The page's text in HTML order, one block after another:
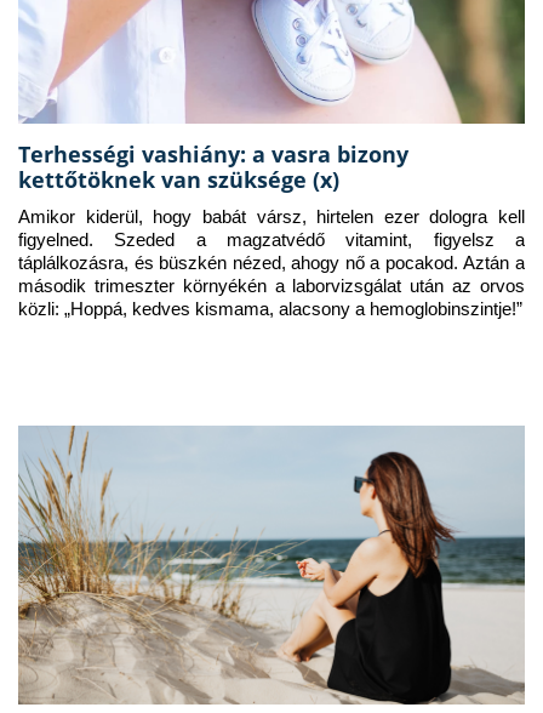
Terhességi vashiány: a vasra bizony
kettőtöknek van szüksége (x)
Amikor kiderül, hogy babát vársz, hirtelen ezer dologra kell
figyelned. Szeded a magzatvédő vitamint, figyelsz a
táplálkozásra, és büszkén nézed, ahogy nő a pocakod. Aztán a
második trimeszter környékén a laborvizsgálat után az orvos
közli: „Hoppá, kedves kismama, alacsony a hemoglobinszintje!”